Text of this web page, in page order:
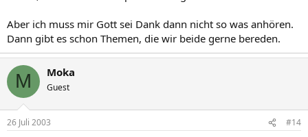
Aber ich muss mir Gott sei Dank dann nicht so was anhören.
Dann gibt es schon Themen, die wir beide gerne bereden.
M Moka
Guest
26 Juli 2003 #14